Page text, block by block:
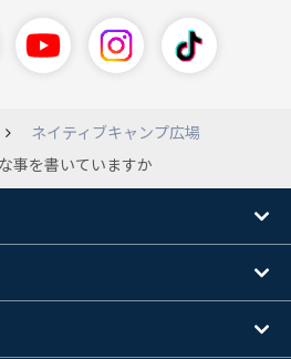
ネイティブキャンプ広場
事を書いていますか